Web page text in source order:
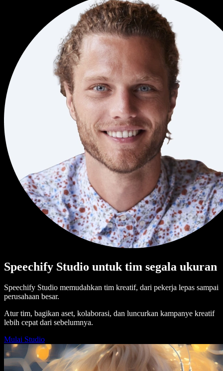
Speechify Studio untuk tim segala ukuran
Speechify Studio memudahkan tim kreatif, dari pekerja lepas sampai
perusahaan besar.
Atur tim, bagikan aset, kolaborasi, dan luncurkan kampanye kreatif
lebih cepat dari sebelumnya.
Mulai Studio